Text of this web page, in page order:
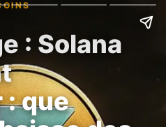
: Solana
: que